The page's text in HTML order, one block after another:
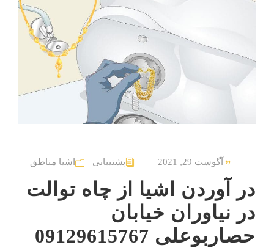
آگوست 29, 2021 پشتیبانی اشیا مناطق
در آوردن اشیا از چاه توالت
در نیاوران خیابان
حصاربوعلی 09129615767